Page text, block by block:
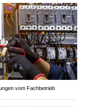
vom Fachbetrieb